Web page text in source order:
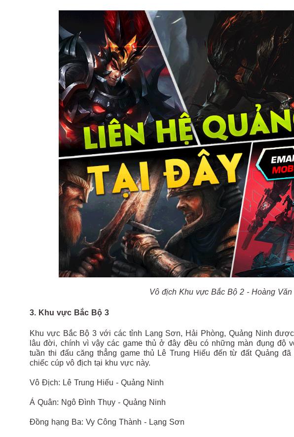
Vô địch Khu vực Bắc Bộ 2 - Hoàng Văn
3. Khu vực Bắc Bộ 3
Khu vực Bắc Bộ 3 với các tỉnh Lạng Sơn, Hải Phòng, Quảng Ninh
lâu đời, chính vì vậy các game thủ ở đây đều có những màn đụng độ
tuần thi đấu căng thẳng game thủ Lê Trung Hiếu đến từ đất Quảng
chiếc cúp vô địch tại khu vực này.
Vô Địch: Lê Trung Hiếu - Quảng Ninh
Á Quân: Ngô Đình Thụy - Quảng Ninh
Đồng hạng Ba: Vy Công Thành - Lạng Sơn